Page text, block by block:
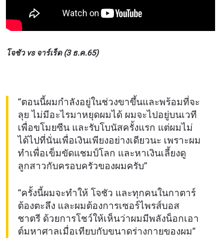
โจชัว vs จาร์เร็ด (3 ธ.ค.65)
“ตอนนี้ผมกำลังอยู่ในช่วงขาขึ้นและพร้อมที่จะ
ลุย ไม่มีอะไรมาหยุดผมได้ ผมจะไปอยู่บนเวที
เพื่อขโมยซีน และรับโบนัสครั้งแรก แต่ผมไม่
ได้ไปที่นั่นเพื่อเงินเพียงอย่างเดียวนะ เพราะผม
ทำเพื่อเข็มขัดแชมป์โลก และหาเงินเลี้ยงดู
ลูกสาวกับครอบครัวของผมครับ”
“ครั้งนี้ผมจะทำให้ โจชัว และทุกคนในกาตาร์
ต้องตะลึง และผมต้องการเซอร์ไพรส์บอส
ชาตรี ด้วยการโชว์ให้เห็นว่าผมมีพลังน็อกเอา
ต์มหาศาลเมื่อเทียบกับขนาดร่างกายของผม”